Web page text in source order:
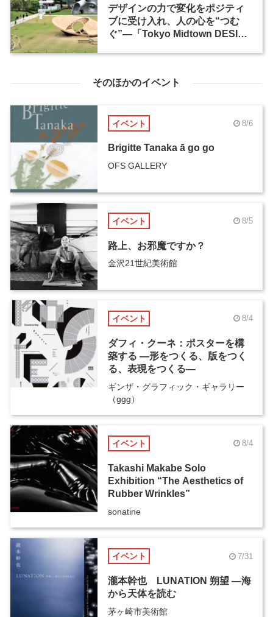
デザインの力で変化をポジティ
ブに受け入れ、人の心を“つむ
ぐ”―「Tokyo Midtown DESIGN
そのほかのイベント
イベント 8/6
Brigitte Tanaka ā go go
OFS GALLERY
イベント 8/5
路上、お邪魔ですか？
金沢21世紀美術館
イベント 8/4
ダフィ・クーネ：ポスターを構
築する ―形をつくる、版をつく
る、表現をつくる―
ギンザ・グラフィック・ギャラリー
（ggg）
イベント 8/4
Takashi Makabe Solo
Exhibition “The Aesthetics of
Rubber Wrinkles”
sonatine
イベント 7/31
瀧本幹也 LUNATION 朔望 ―海
から天体を読む
茅ヶ崎市美術館